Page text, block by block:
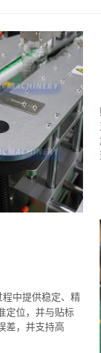
中提供稳定、精
定位，并与贴标
差，并支持高